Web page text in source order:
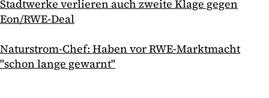
Stadtwerke verlieren auch zweite Klage gegen
Eon/RWE-Deal
Naturstrom-Chef: Haben vor RWE-Marktmacht
"schon lange gewarnt"